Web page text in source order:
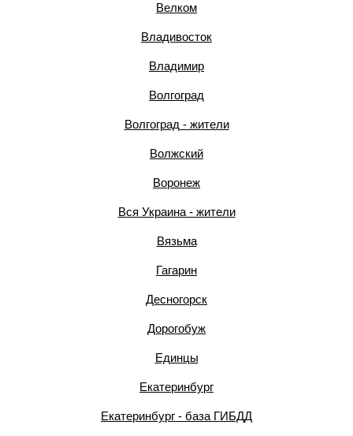
Велком
Владивосток
Владимир
Волгоград
Волгоград - жители
Волжский
Воронеж
Вся Украина - жители
Вязьма
Гагарин
Десногорск
Дорогобуж
Единцы
Екатеринбург
Екатеринбург - база ГИБДД